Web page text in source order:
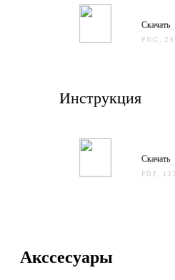
Скачать
PNG,
Инструкция
Скачать
PDF,
Акссесуары